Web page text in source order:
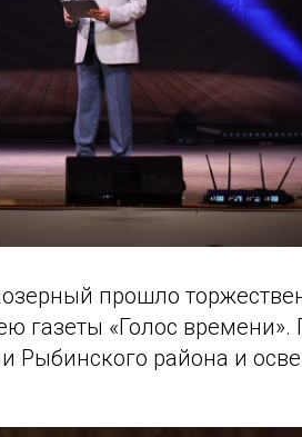
прошло
«Голос времени».
района и